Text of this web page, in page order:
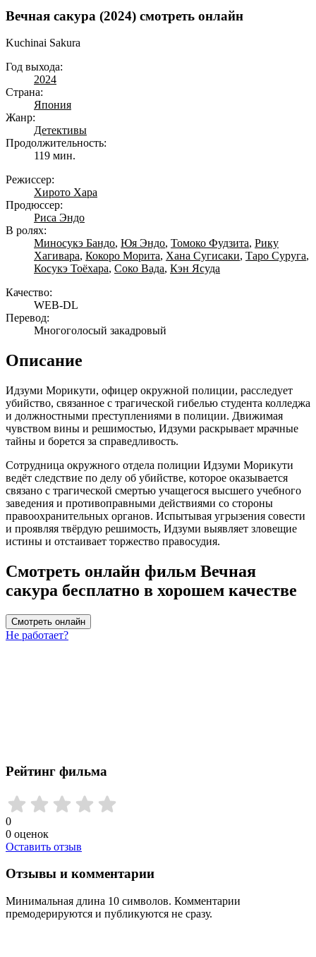
Вечная сакура (2024) смотреть онлайн
Kuchinai Sakura
Год выхода:
2024
Страна:
Япония
Жанр:
Детективы
Продолжительность:
119 мин.
Режиссер:
Хирото Хара
Продюссер:
Риса Эндо
В ролях:
Миносукэ Бандо, Юя Эндо, Томоко Фудзита, Рику
Хагивара, Кокоро Морита, Хана Сугисаки, Таро Суруга,
Косукэ Тоёхара, Соко Вада, Кэн Ясуда
Качество:
WEB-DL
Перевод:
Многоголосый закадровый
Описание
Идзуми Морикути, офицер окружной полиции, расследует
убийство, связанное с трагической гибелью студента колледжа
и должностными преступлениями в полиции. Движимая
чувством вины и решимостью, Идзуми раскрывает мрачные
тайны и борется за справедливость.
Сотрудница окружного отдела полиции Идзуми Морикути
ведёт следствие по делу об убийстве, которое оказывается
связано с трагической смертью учащегося высшего учебного
заведения и противоправными действиями со стороны
правоохранительных органов. Испытывая угрызения совести
и проявляя твёрдую решимость, Идзуми выявляет зловещие
истины и отстаивает торжество правосудия.
Смотреть онлайн фильм Вечная
сакура бесплатно в хорошем качестве
Смотреть онлайн
Не работает?
Рейтинг фильма
0
0 оценок
Оставить отзыв
Отзывы и комментарии
Минимальная длина 10 символов. Комментарии
премодерируются и публикуются не сразу.